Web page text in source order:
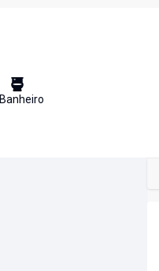
Banheiro